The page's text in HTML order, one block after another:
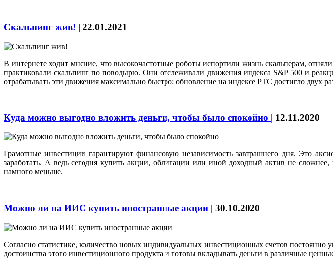
Скальпинг жив! | 22.01.2021
В интернете ходит мнение, что высокочастотные роботы испортили жизнь скальперам,
практиковали скальпинг по поводырю. Они отслеживали движения индекса S&P 500 и
отрабатывать эти движения максимально быстро: обновление на индексе РТС достигло двух
Куда можно выгодно вложить деньги, чтобы было спокойно | 12.11.2020
Грамотные инвестиции гарантируют финансовую независимость завтрашнего дня. Это
заработать. А ведь сегодня купить акции, облигации или иной доходный актив не
намного меньше.
Можно ли на ИИС купить иностранные акции | 30.10.2020
Согласно статистике, количество новых индивидуальных инвестиционных счетов
достоинства этого инвестиционного продукта и готовы вкладывать деньги в различные